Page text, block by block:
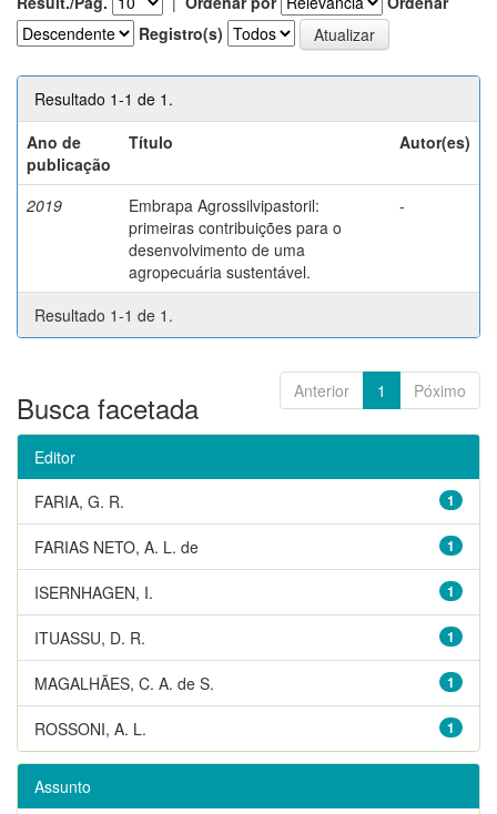
Registro(s)
Resultado 1-1 de 1.
Ano de
publicação
Título Autor(es)
2019
Embrapa Agrossilvipastoril:
primeiras contribuições para o
desenvolvimento de uma
agropecuária sustentável.
-
Resultado 1-1 de 1.
Anterior 1 Póximo
Busca facetada
Editor
1
FARIA, G. R.
1
FARIAS NETO, A. L. de
1
ISERNHAGEN, I.
1
ITUASSU, D. R.
1
MAGALHÃES, C. A. de S.
1
ROSSONI, A. L.
Assunto